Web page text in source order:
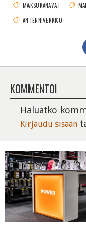
MAKSUKANAVAT
ANTENNIVERKKO
KOMMENTOI
Haluatko
Kirjaudu sisään